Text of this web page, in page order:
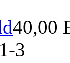
40,00
3